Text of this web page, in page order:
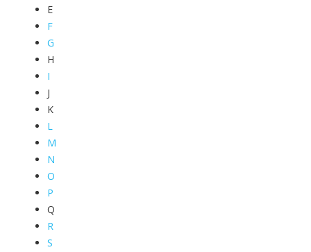
E
F
G
H
I
J
K
L
M
N
O
P
Q
R
S